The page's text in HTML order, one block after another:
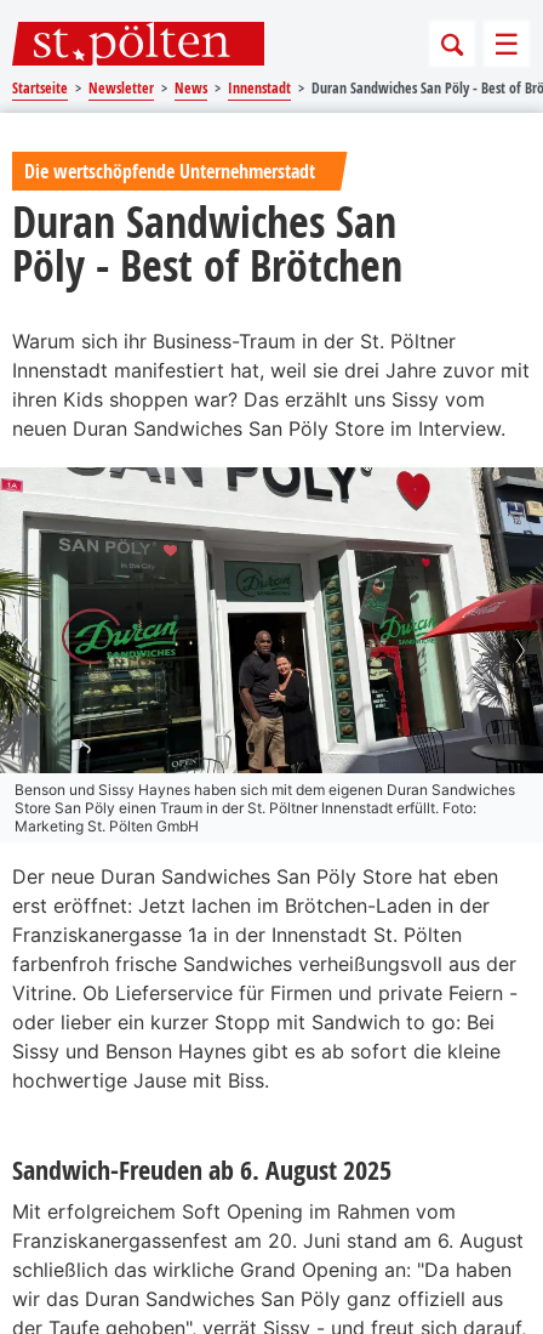
Startseite Newsletter News Innenstadt Duran Sandwiches San Pöly - Best of
Die wertschöpfende Unternehmerstadt
Duran Sandwiches San
Pöly - Best of Brötchen
Warum sich ihr Business-Traum in der St. Pöltner
Innenstadt manifestiert hat, weil sie drei Jahre zuvor mit
ihren Kids shoppen war? Das erzählt uns Sissy vom
neuen Duran Sandwiches San Pöly Store im Interview.
Benson und Sissy Haynes haben sich mit dem eigenen Duran Sandwiches
Store San Pöly einen Traum in der St. Pöltner Innenstadt erfüllt. Foto:
Marketing St. Pölten GmbH
Der neue Duran Sandwiches San Pöly Store hat eben
erst eröffnet: Jetzt lachen im Brötchen-Laden in der
Franziskanergasse 1a in der Innenstadt St. Pölten
farbenfroh frische Sandwiches verheißungsvoll aus der
Vitrine. Ob Lieferservice für Firmen und private Feiern -
oder lieber ein kurzer Stopp mit Sandwich to go: Bei
Sissy und Benson Haynes gibt es ab sofort die kleine
hochwertige Jause mit Biss.
Sandwich-Freuden ab 6. August 2025
Mit erfolgreichem Soft Opening im Rahmen vom
Franziskanergassenfest am 20. Juni stand am 6. August
schließlich das wirkliche Grand Opening an: "Da haben
wir das Duran Sandwiches San Pöly ganz offiziell aus
der Taufe gehoben", verrät Sissy - und freut sich darauf,